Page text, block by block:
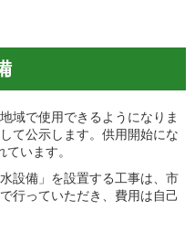
域で使用できるようになりま
て公示します。供用開始にな
います。
設備」を設置する工事は、市
行っていただき、費用は自己